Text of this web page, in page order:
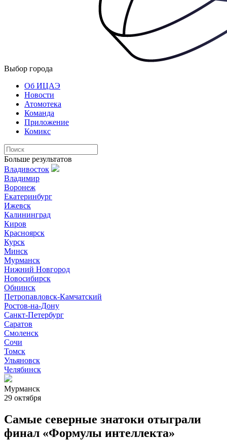
Выбор города
Об ИЦАЭ
Новости
Атомотека
Команда
Приложение
Комикс
Больше результатов
Владивосток
Владимир
Воронеж
Екатеринбург
Ижевск
Калининград
Киров
Красноярск
Курск
Минск
Мурманск
Нижний Новгород
Новосибирск
Обнинск
Петропавловск-Камчатский
Ростов-на-Дону
Санкт-Петербург
Саратов
Смоленск
Сочи
Томск
Ульяновск
Челябинск
Мурманск
29 октября
Самые северные знатоки отыграли
финал «Формулы интеллекта»